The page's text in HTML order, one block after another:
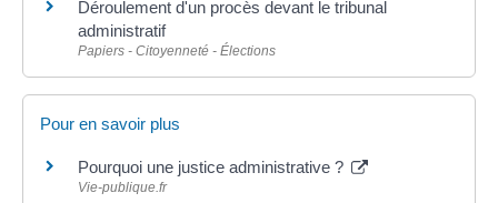
Déroulement d'un procès devant le tribunal
administratif
Papiers - Citoyenneté - Élections
Pour en savoir plus
Pourquoi une justice administrative ?
Vie-publique.fr